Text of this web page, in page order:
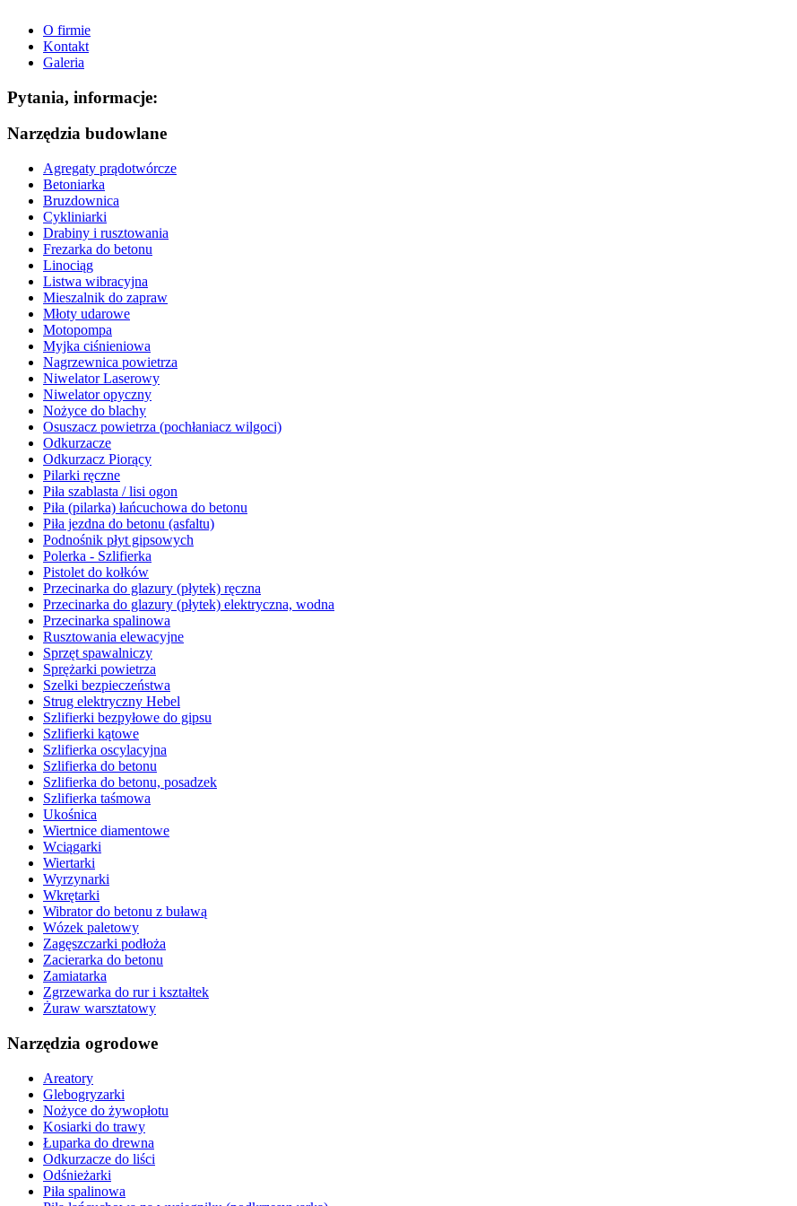
O firmie
Kontakt
Galeria
Pytania, informacje:
Narzędzia budowlane
Agregaty prądotwórcze
Betoniarka
Bruzdownica
Cykliniarki
Drabiny i rusztowania
Frezarka do betonu
Linociąg
Listwa wibracyjna
Mieszalnik do zapraw
Młoty udarowe
Motopompa
Myjka ciśnieniowa
Nagrzewnica powietrza
Niwelator Laserowy
Niwelator opyczny
Nożyce do blachy
Osuszacz powietrza (pochłaniacz wilgoci)
Odkurzacze
Odkurzacz Piorący
Pilarki ręczne
Piła szablasta / lisi ogon
Piła (pilarka) łańcuchowa do betonu
Piła jezdna do betonu (asfaltu)
Podnośnik płyt gipsowych
Polerka - Szlifierka
Pistolet do kołków
Przecinarka do glazury (płytek) ręczna
Przecinarka do glazury (płytek) elektryczna, wodna
Przecinarka spalinowa
Rusztowania elewacyjne
Sprzęt spawalniczy
Sprężarki powietrza
Szelki bezpieczeństwa
Strug elektryczny Hebel
Szlifierki bezpyłowe do gipsu
Szlifierki kątowe
Szlifierka oscylacyjna
Szlifierka do betonu
Szlifierka do betonu, posadzek
Szlifierka taśmowa
Ukośnica
Wiertnice diamentowe
Wciągarki
Wiertarki
Wyrzynarki
Wkrętarki
Wibrator do betonu z buławą
Wózek paletowy
Zagęszczarki podłoża
Zacierarka do betonu
Zamiatarka
Zgrzewarka do rur i kształtek
Żuraw warsztatowy
Narzędzia ogrodowe
Areatory
Glebogryzarki
Nożyce do żywopłotu
Kosiarki do trawy
Łuparka do drewna
Odkurzacze do liści
Odśnieżarki
Piła spalinowa